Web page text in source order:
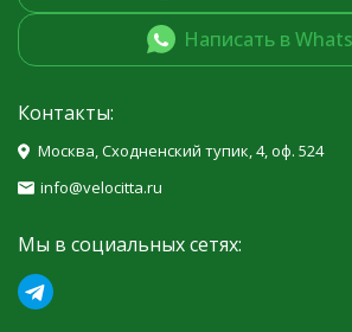
Написать в
Контакты:
Москва, Сходненский тупик, 4, оф. 524
info@velocitta.ru
Мы в социальных сетях: